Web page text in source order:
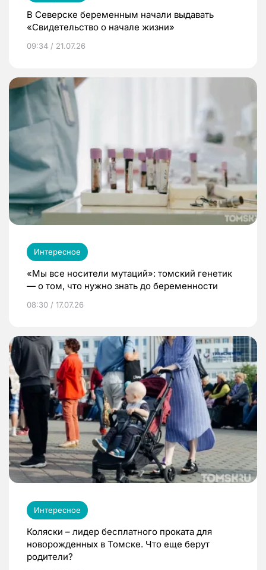
В Северске беременным начали выдавать
«Свидетельство о начале жизни»
09:34 / 21.07.26
Интересное
«Мы все носители мутаций»: томский генетик
— о том, что нужно знать до беременности
08:30 / 17.07.26
Интересное
Коляски – лидер бесплатного проката для
новорожденных в Томске. Что еще берут
родители?